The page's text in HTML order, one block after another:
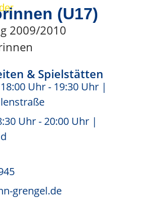
(U17)
2009/2010
& Spielstätten
Uhr - 19:30 Uhr |
Uhr - 20:00 Uhr |
grengel.de